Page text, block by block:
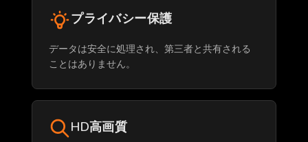
プライバシー保護
データは安全に処理され、第三者と共有される
ことはありません。
HD高画質